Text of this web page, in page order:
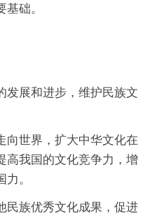
础。
展和进步，维护民族文
世界，扩大中华文化在
高我国的文化竞争力，增
。
族优秀文化成果，促进